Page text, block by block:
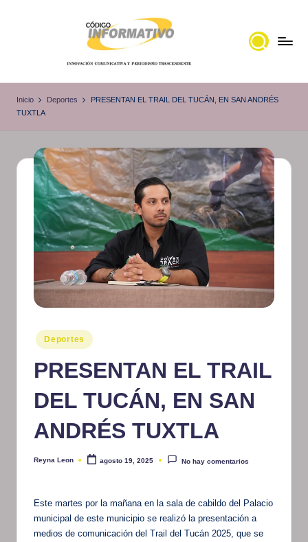
ó
i
g
o
I
n
f
o
r
m
at
iv
o
Inicio Deportes
PRESENTAN EL TRAIL DEL TUCÁN, EN SAN ANDRÉS
TUXTLA
Publicado
en
Deportes
PRESENTAN EL TRAIL
DEL TUCÁN, EN SAN
ANDRÉS TUXTLA
Publicado
Reyna Leon agosto 19, 2025 No hay comentarios
Este martes por la mañana en la sala de cabildo del Palacio
municipal de este municipio se realizó la presentación a
medios de comunicación del Trail del Tucán 2025, que se